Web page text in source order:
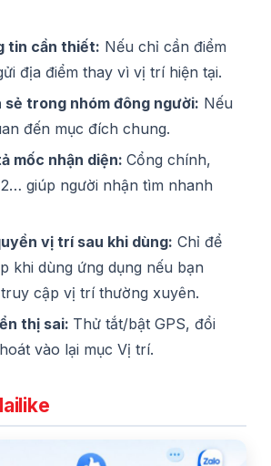
tin cần thiết: Nếu chỉ cần điểm
địa điểm thay vì vị trí hiện tại.
sẻ trong nhóm đông người: Nếu
đến mục đích chung.
mốc nhận diện: Cổng chính,
giúp người nhận tìm nhanh
vị trí sau khi dùng: Chỉ để
khi dùng ứng dụng nếu bạn
cập vị trí thường xuyên.
thị sai: Thử tắt/bật GPS, đổi
vào lại mục Vị trí.